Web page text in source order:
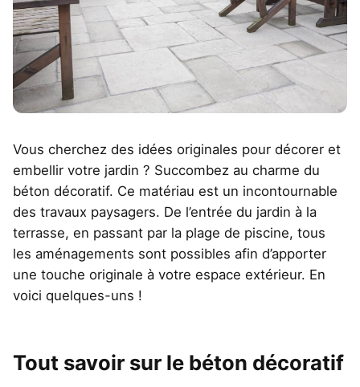
Vous cherchez des idées originales pour décorer et
embellir votre jardin ? Succombez au charme du
béton décoratif. Ce matériau est un incontournable
des travaux paysagers. De l’entrée du jardin à la
terrasse, en passant par la plage de piscine, tous
les aménagements sont possibles afin d’apporter
une touche originale à votre espace extérieur. En
voici quelques-uns !
Tout savoir sur le béton décoratif